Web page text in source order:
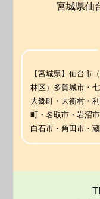
宮城県仙
【宮城県】仙台市
林区）多賀城市・
大郷町・大衡村・
町・名取市・岩沼
白石市・角田市・